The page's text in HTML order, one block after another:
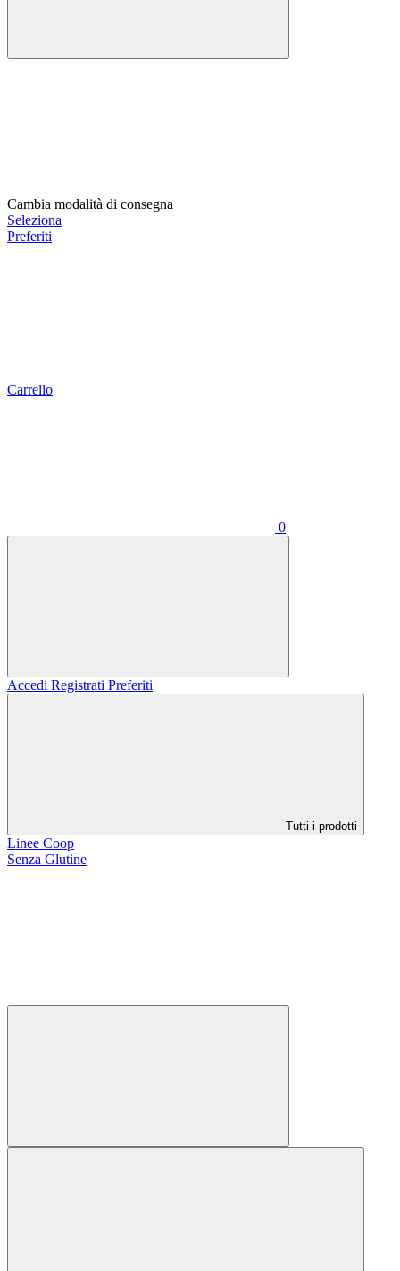
Cambia modalità di consegna
Seleziona
Preferiti
Carrello
0
Accedi Registrati Preferiti
Tutti i prodotti
Linee Coop
Senza Glutine